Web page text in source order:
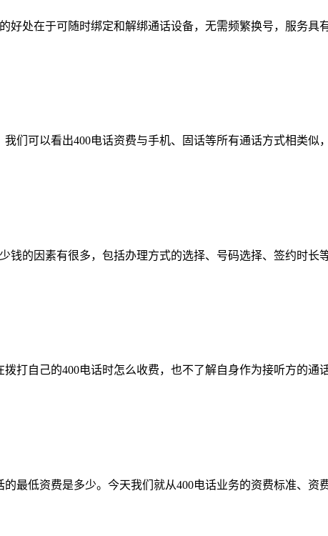
好处在于可随时绑定和解绑通话设备，无需频繁换号，服务具
们可以看出400电话资费与手机、固话等所有通话方式相类似
钱的因素有很多，包括办理方式的选择、号码选择、签约时长
打自己的400电话时怎么收费，也不了解自身作为接听方的通
最低资费是多少。今天我们就从400电话业务的资费标准、资